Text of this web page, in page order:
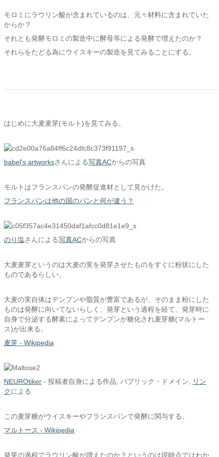
モロミにラウリン酸が含まれているのは、元々材料に含まれていた
からか？
それとも発酵モロミの製造中に酵母等による発酵で増えたのか？
それらをたどる為にウイスキーの製造を見てみることにする。
はじめに大麦麦芽(モルト)を見てみる。
babel's artworksさんによる写真ACからの写真
モルトはフランスパンの発酵促進材として見かけた。
フランスパンは他の国のパンと何が違う？
のり塩さんによる写真ACからの写真
大麦麦芽というのは大麦の実を発芽させたものをすぐに粉状にした
ものであるらしい。
大麦の実自体はデンプンや脂質が豊富であるが、そのまま粉にした
ものは発酵に向いてないらしく、発芽という過程を経て、発芽時に
自身で分泌する酵素によってデンプンが糖化され麦芽糖(マルトー
ス)が出来る。
麦芽 - Wikipedia
NEUROtiker - 投稿者自身による作品 , パブリック・ドメイン,
リン
クによる
この麦芽糖がウイスキーやフランスパンで発酵に関与する。
マルトース - Wikipedia
発芽の過程でラウリン酸が増えたのか？というのは現時点ではわか